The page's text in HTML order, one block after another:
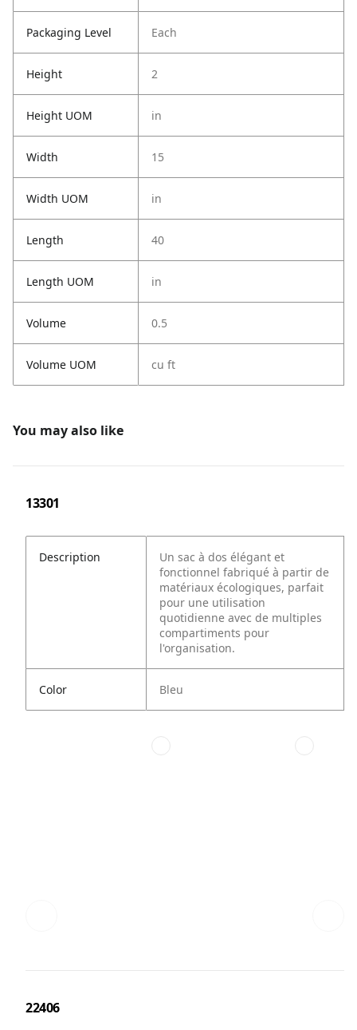
Packaging Level Each
Height 2
Height UOM in
Width 15
Width UOM in
Length 40
Length UOM in
Volume 0.5
Volume UOM cu ft
You may also like
13301
Description
Un sac à dos élégant et
fonctionnel fabriqué à partir de
matériaux écologiques, parfait
pour une utilisation
quotidienne avec de multiples
compartiments pour
l'organisation.
Color Bleu
22406